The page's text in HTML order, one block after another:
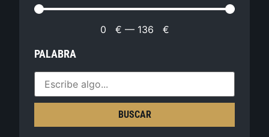
0 € — 136 €
PALABRA
BUSCAR